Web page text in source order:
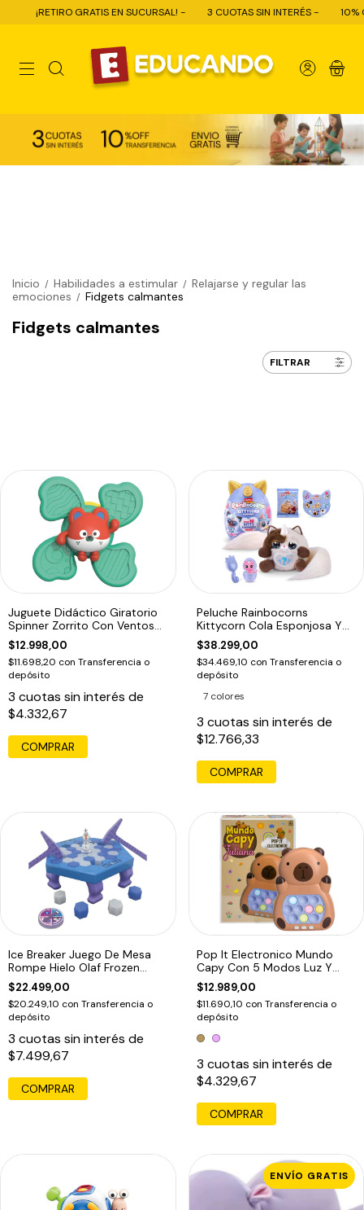
EN SUCURSAL! - 3 CUOTAS SIN INTERÉS - 10% OFF CON
0
Inicio / Habilidades a estimular / Relajarse y regular las
emociones / Fidgets calmantes
Fidgets calmantes
FILTRAR
Juguete Didáctico Giratorio
Spinner Zorrito Con Ventosa
Bebe
$12.998,00
$11.698,20 con Transferencia o
depósito
3 cuotas sin interés de
$4.332,67
COMPRAR
Peluche Rainbocorns
Kittycorn Cola Esponjosa Y
10 Sorpresas
$38.299,00
$34.469,10 con Transferencia o
depósito
7 colores
3 cuotas sin interés de
$12.766,33
COMPRAR
Ice Breaker Juego De Mesa
Rompe Hielo Olaf Frozen
Disney
$22.499,00
$20.249,10 con Transferencia o
depósito
3 cuotas sin interés de
$7.499,67
Pop It Electronico Mundo
Capy Con 5 Modos Luz Y
Sonido Marron1
$12.989,00
$11.690,10 con Transferencia o
depósito
3 cuotas sin interés de
$4.329,67
COMPRAR
ENVÍO GRATIS